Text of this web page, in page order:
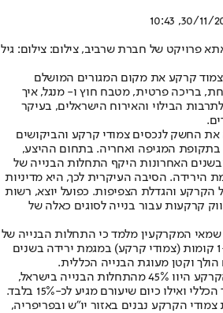
30/11/2022,
פרויקט של חברת שרביב, צילום: צילום: גיל
צמוד קרקע את מקום המגורים המושלם
בריכה פרטית, מטבח חוץ ו- מנגל, איך
הבילוי והאירוח הישראלים, בעיקר
את החשק לנכסים צמודי קרקע והביקושים
בתקופת המגיפה ואחריה. בתחום ההיצע,
האחרונות היקף התחלות הבנייה של
הירידה. הסיבה העיקרית לכך, היא מדיניות
הקרקע והגדלת הצפיפות. כפועל יוצא, רשות
קרקעות עבור בנייה לסוגים כאלה של
המקרקעין מלמד כי התחלות הבנייה של
יחידות דיור בבניינים בני 1-2 קומות (צמודי קרקע) במגמת ירידה בשנים
וקטן מעוגת הבנייה הכללית.
בעוד שבשנת 2009 צמודי הקרקע היוו 45% מהתחלות הבנייה בישראל,
ב-2010 הם היוו 40% מהסך הכללי ואילו כיום שיעורם מגיע לכ-15% בלבד.
צמודי הקרקע נבנים באזור יו"ש ובפריפריה,